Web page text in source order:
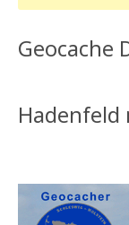
Geocache
Hadenfeld